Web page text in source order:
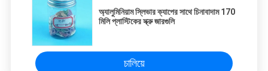
অ্যালুমিনিয়াম স্লিভার ক্যাপের সাথে চিনাবাদাম 170
মিলি প্লাস্টিকের স্ক্রু জারগুলি
চালিয়ে